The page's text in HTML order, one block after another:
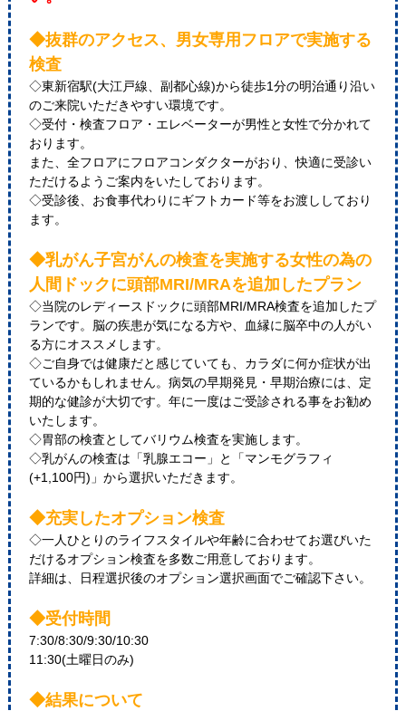
◆抜群のアクセス、男女専用フロアで実施する
検査
◇東新宿駅(大江戸線、副都心線)から徒歩1分の明治通り沿い
のご来院いただきやすい環境です。
◇受付・検査フロア・エレベーターが男性と女性で分かれて
おります。
また、全フロアにフロアコンダクターがおり、快適に受診い
ただけるようご案内をいたしております。
◇受診後、お食事代わりにギフトカード等をお渡ししており
ます。
◆乳がん子宮がんの検査を実施する女性の為の
人間ドックに頭部MRI/MRAを追加したプラン
◇当院のレディースドックに頭部MRI/MRA検査を追加したプ
ランです。脳の疾患が気になる方や、血縁に脳卒中の人がい
る方にオススメします。
◇ご自身では健康だと感じていても、カラダに何か症状が出
ているかもしれません。病気の早期発見・早期治療には、定
期的な健診が大切です。年に一度はご受診される事をお勧め
いたします。
◇胃部の検査としてバリウム検査を実施します。
◇乳がんの検査は「乳腺エコー」と「マンモグラフィ
(+1,100円)」から選択いただきます。
◆充実したオプション検査
◇一人ひとりのライフスタイルや年齢に合わせてお選びいた
だけるオプション検査を多数ご用意しております。
詳細は、日程選択後のオプション選択画面でご確認下さい。
◆受付時間
7:30/8:30/9:30/10:30
11:30(土曜日のみ)
◆結果について